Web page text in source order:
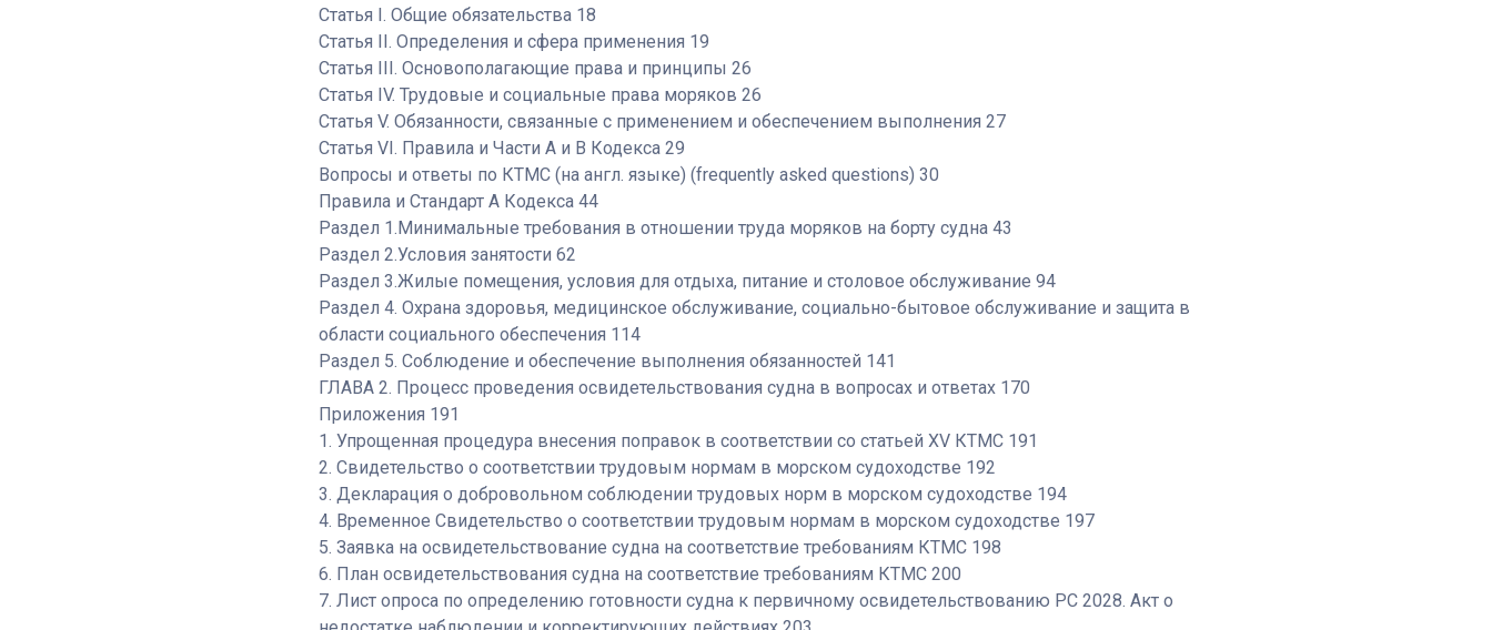
Статья I. Общие обязательства 18
Статья II. Определения и сфера применения 19
Статья III. Основополагающие права и принципы 26
Статья IV. Трудовые и социальные права моряков 26
Статья V. Обязанности, связанные с применением и обеспечением выполнения 27
Статья VI. Правила и Части А и В Кодекса 29
Вопросы и ответы по КТМС (на англ. языке) (frequently asked questions) 30
Правила и Стандарт А Кодекса 44
Раздел 1.Минимальные требования в отношении труда моряков на борту судна 43
Раздел 2.Условия занятости 62
Раздел 3.Жилые помещения, условия для отдыха, питание и столовое обслуживание 94
Раздел 4. Охрана здоровья, медицинское обслуживание, социально-бытовое обслуживание и защита в
области социального обеспечения 114
Раздел 5. Соблюдение и обеспечение выполнения обязанностей 141
ГЛАВА 2. Процесс проведения освидетельствования судна в вопросах и ответах 170
Приложения 191
1. Упрощенная процедура внесения поправок в соответствии со статьей ХV КТМС 191
2. Свидетельство о соответствии трудовым нормам в морском судоходстве 192
3. Декларация о добровольном соблюдении трудовых норм в морском судоходстве 194
4. Временное Свидетельство о соответствии трудовым нормам в морском судоходстве 197
5. Заявка на освидетельствование судна на соответствие требованиям КТМС 198
6. План освидетельствования судна на соответствие требованиям КТМС 200
7. Лист опроса по определению готовности судна к первичному освидетельствованию РС 2028. Акт о